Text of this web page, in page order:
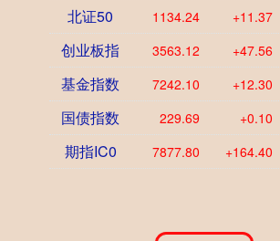
北证50 1134.24 +11.37
创业板指 3563.12 +47.56
基金指数 7242.10 +12.30
国债指数 229.69 +0.10
期指IC0 7877.80 +164.40